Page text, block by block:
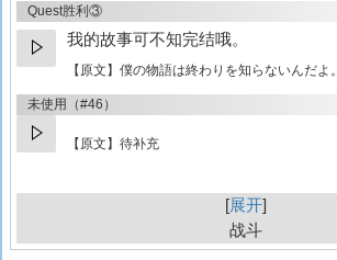
Quest胜利③
我的故事可不知完结哦。
【原文】 僕の物語は終わりを知らないんだよ。
未使用（#46）
【原文】待补充
展开
战斗